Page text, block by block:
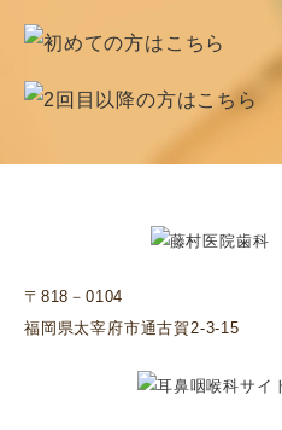
〒818－0104
福岡県太宰府市通古賀2-3-15